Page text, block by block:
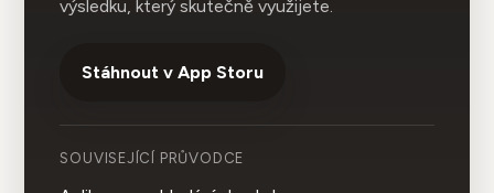
výsledku, který skutečně využijete.
Stáhnout v App Storu
SOUVISEJÍCÍ PRŮVODCE